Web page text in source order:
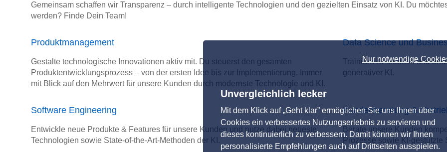
Nur notwendige
Unvergleichlich lecker
Mit dem Klick auf „Geht klar” ermöglichen Sie uns Ihnen über
Cookies ein verbessertes Nutzungserlebnis zu servieren und
dieses kontinuierlich zu verbessern. Damit können wir Ihnen
personalisierte Empfehlungen auch auf Drittseiten ausspielen.
Gemeinsam schaffen wir Transparenz – durch intelligente Technologien und den gezielten Einsatz von KI. Du
werden? Finde Dein Team!
Produktmanagement
Gestalte technologische Innovationen aktiv mit. Du steuerst den gesamten
Produktentwicklungsprozess – von der ersten Idee bis zur Implementierung. Immer
mit Blick auf den Mehrwert für unsere Kunden durch modernste Technologie und KI.
Data Science und
Trainiere KI-Modelle und
generativer KI.
Software Engineering
Entwickle neue Produkte & Features für unsere Kunden und nutze dabei neueste
Technologien sowie State-of-the-Art-Methoden der KI.
Kundenberatung &
Berate unsere Kunden
Prozesse sowie KI-gestützte